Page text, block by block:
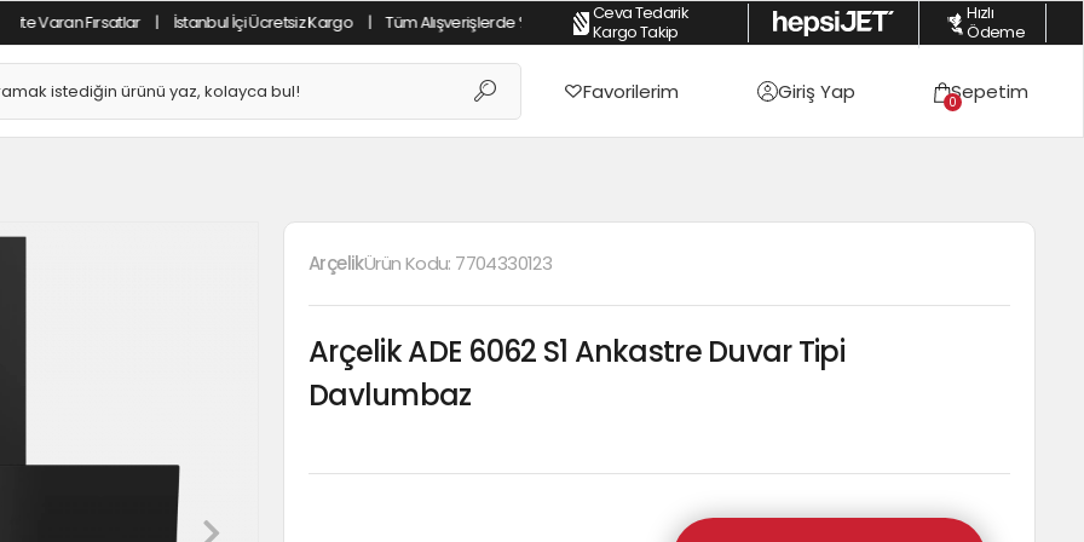
Fırsatlar | İstanbul İçi Ücretsiz Kargo | Tüm Alışverişlerde %2 Havale İndirimi | Peşin Fiyatına 3 Taksite Varan Fırsatlar | İstanbul İçi Ücretsiz
Ceva Tedarik
Kargo Takip
Hızlı
Ödeme
Favorilerim Giriş Yap 0Sepetim
ArçelikÜrün Kodu: 7704330123
Arçelik ADE 6062 S1 Ankastre Duvar Tipi
Davlumbaz